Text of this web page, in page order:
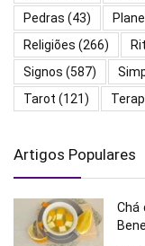
Pedras (43)
Religiões (266)
Signos (587)
Tarot (121)
Artigos Populares
Chá